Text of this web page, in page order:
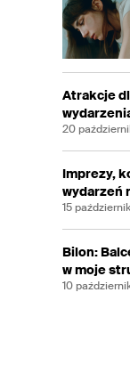
Atrakcje
20
Imprezy,
wydarzeń
15
Bilon:
w moje
10